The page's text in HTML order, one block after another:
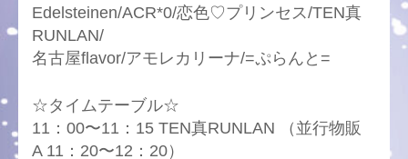
Edelsteinen/ACR*0/恋色♡プリンセス/TEN真
RUNLAN/
名古屋flavor/アモレカリーナ/=ぷらんと=
☆タイムテーブル☆
11：00〜11：15 TEN真RUNLAN （並行物販
A 11：20〜12：20）